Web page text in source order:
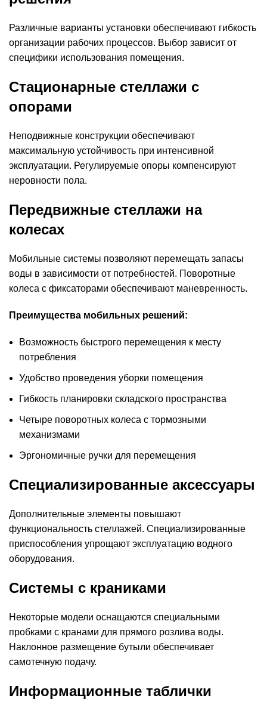
Различные варианты установки обеспечивают гибкость
организации рабочих процессов. Выбор зависит от
специфики использования помещения.
Стационарные стеллажи с
опорами
Неподвижные конструкции обеспечивают
максимальную устойчивость при интенсивной
эксплуатации. Регулируемые опоры компенсируют
неровности пола.
Передвижные стеллажи на
колесах
Мобильные системы позволяют перемещать запасы
воды в зависимости от потребностей. Поворотные
колеса с фиксаторами обеспечивают маневренность.
Преимущества мобильных решений:
Возможность быстрого перемещения к месту
потребления
Удобство проведения уборки помещения
Гибкость планировки складского пространства
Четыре поворотных колеса с тормозными
механизмами
Эргономичные ручки для перемещения
Специализированные аксессуары
Дополнительные элементы повышают
функциональность стеллажей. Специализированные
приспособления упрощают эксплуатацию водного
оборудования.
Системы с краниками
Некоторые модели оснащаются специальными
пробками с кранами для прямого розлива воды.
Наклонное размещение бутыли обеспечивает
самотечную подачу.
Информационные таблички